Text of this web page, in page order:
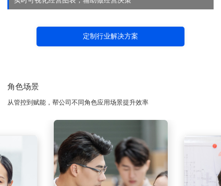
定制行业解决方案
角色场景
从管控到赋能，帮公司不同角色应用场景提升效率